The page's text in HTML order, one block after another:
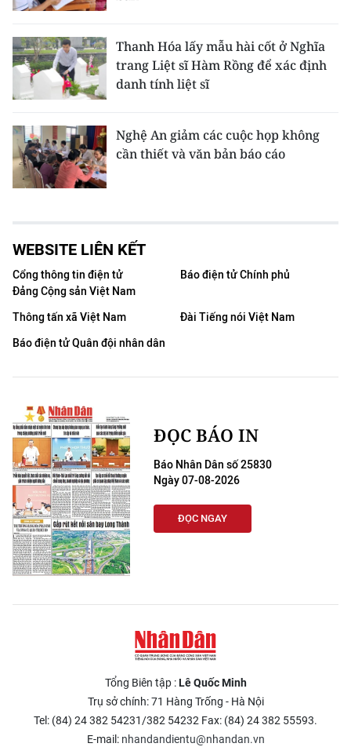
Thanh Hóa lấy mẫu hài cốt ở Nghĩa
trang Liệt sĩ Hàm Rồng để xác định
danh tính liệt sĩ
Nghệ An giảm các cuộc họp không
cần thiết và văn bản báo cáo
WEBSITE LIÊN KẾT
Cổng thông tin điện tử
Đảng Cộng sản Việt Nam
Báo điện tử Chính phủ
Thông tấn xã Việt Nam
Đài Tiếng nói Việt Nam
Báo điện tử Quân đội nhân dân
ĐỌC BÁO IN
Báo Nhân Dân số 25830
Ngày 07-08-2026
ĐỌC NGAY
Tổng Biên tập :Lê Quốc Minh
Trụ sở chính: 71 Hàng Trống - Hà Nội
Tel: (84) 24 382 54231/382 54232 Fax: (84) 24 382 55593.
E-mail: nhandandientu@nhandan.vn